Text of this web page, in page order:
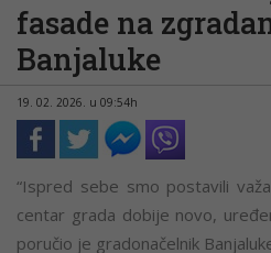
fasade na
Banjaluke
19. 02. 2026. u 09:54h
“Ispred sebe smo postavili
centar grada dobije novo,
poručio je gradonačelnik